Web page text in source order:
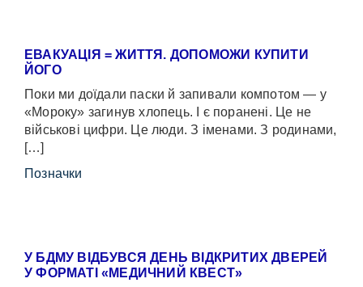
ЕВАКУАЦІЯ = ЖИТТЯ. ДОПОМОЖИ КУПИТИ
ЙОГО
Поки ми доїдали паски й запивали компотом — у
«Мороку» загинув хлопець. І є поранені. Це не
військові цифри. Це люди. З іменами. З родинами,
[…]
Позначки
У БДМУ ВІДБУВСЯ ДЕНЬ ВІДКРИТИХ ДВЕРЕЙ
У ФОРМАТІ «МЕДИЧНИЙ КВЕСТ»